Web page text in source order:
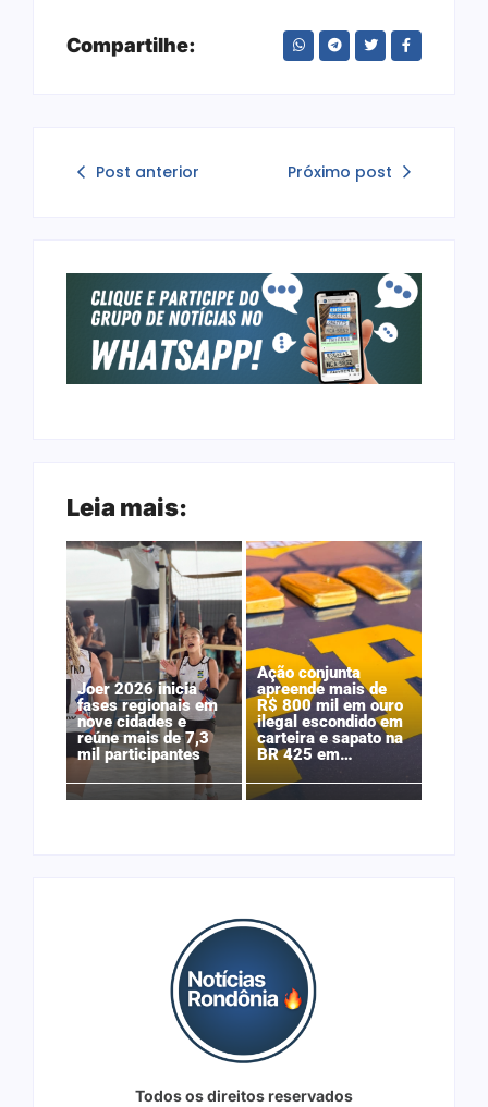
Compartilhe:
Post anterior Próximo post
Leia mais:
Joer 2026 inicia
fases regionais em
nove cidades e
reúne mais de 7,3
mil participantes
Ação conjunta
apreende mais de
R$ 800 mil em ouro
ilegal escondido em
carteira e sapato na
BR 425 em…
Todos os direitos reservados